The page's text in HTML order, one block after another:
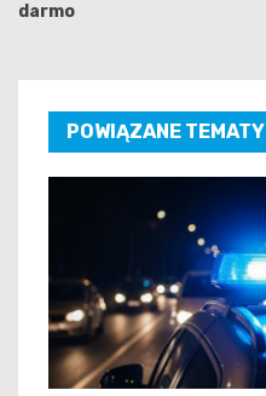
darmo
POWIĄZANE TEMATY